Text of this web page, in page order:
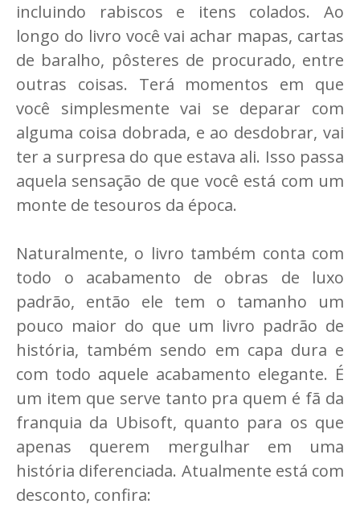
incluindo rabiscos e itens colados. Ao
longo do livro você vai achar mapas, cartas
de baralho, pôsteres de procurado, entre
outras coisas. Terá momentos em que
você simplesmente vai se deparar com
alguma coisa dobrada, e ao desdobrar, vai
ter a surpresa do que estava ali. Isso passa
aquela sensação de que você está com um
monte de tesouros da época.
Naturalmente, o livro também conta com
todo o acabamento de obras de luxo
padrão, então ele tem o tamanho um
pouco maior do que um livro padrão de
história, também sendo em capa dura e
com todo aquele acabamento elegante. É
um item que serve tanto pra quem é fã da
franquia da Ubisoft, quanto para os que
apenas querem mergulhar em uma
história diferenciada. Atualmente está com
desconto, confira: